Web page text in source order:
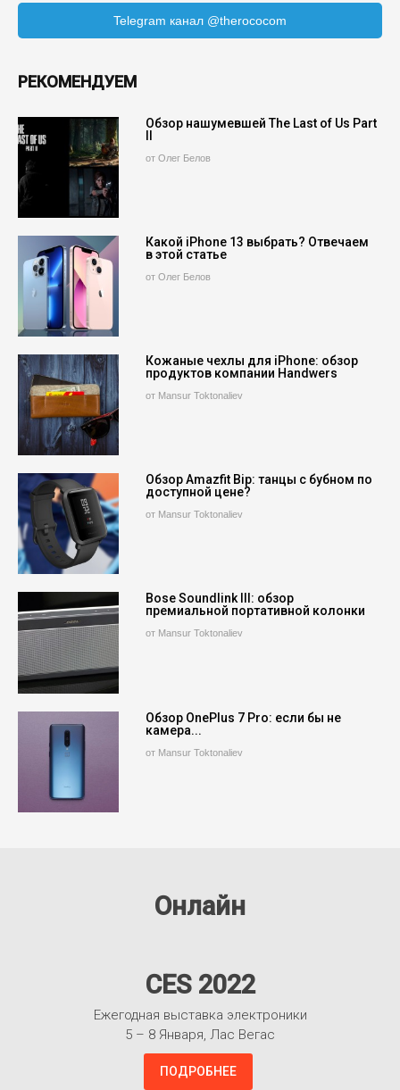
Telegram канал @therococom
РЕКОМЕНДУЕМ
Обзор нашумевшей The Last of Us Part
от Олег Белов
Какой iPhone 13 выбрать? Отвечаем
в этой статье
от Олег Белов
Кожаные чехлы для iPhone: обзор
продуктов компании Handwers
от Mansur Toktonaliev
Обзор Amazfit Bip: танцы с бубном по
доступной цене?
от Mansur Toktonaliev
Bose Soundlink III: обзор
премиальной портативной колонки
от Mansur Toktonaliev
Обзор OnePlus 7 Pro: если бы не
камера...
от Mansur Toktonaliev
Онлайн
CES 2022
Ежегодная выставка электроники
5 – 8 Января, Лас Вегас
ПОДРОБНЕЕ